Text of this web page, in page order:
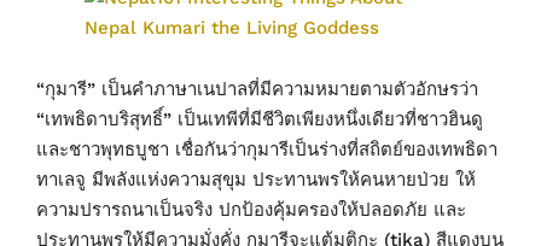
“กุมารี” เป็นคำภาษาเนปาลที่มีความหมายตามตัวอักษรว่า
“เทพธิดาบริสุทธิ์” เป็นเทพีที่มีชีวิตเพียงหนึ่งเดียวที่ชาวฮินดู
และชาวพุทธบูชา เชื่อกันว่ากุมารีเป็นร่างที่สถิตย์ของเทพธิดา
ทาเลจู มีพลังแห่งความสุขุม ประทานพรให้คนหายป่วย ให้
ความปรารถนาเป็นจริง ปกป้องคุ้มครองให้ปลอดภัย และ
ประทานพรให้มีความมั่งคั่ง กุมารีจะแต้มติกะ (tika) สีแดงบน